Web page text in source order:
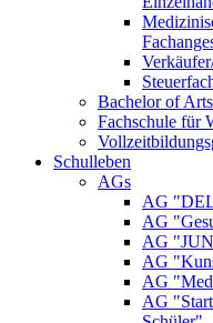
Bachelor of
Fachschule für
Schulleben
AGs
AG
AG
AG
AG
AG
AG